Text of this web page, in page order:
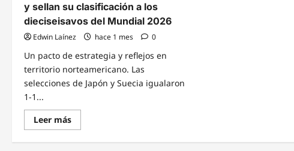
y sellan su clasificación a los
dieciseisavos del Mundial 2026
Edwin Laínez hace 1 mes 0
Un pacto de estrategia y reflejos en
territorio norteamericano. Las
selecciones de Japón y Suecia igualaron
1-1...
Leer másRead
more
Japón